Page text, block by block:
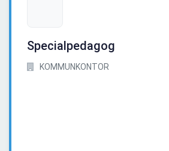
Specialpedagog
KOMMUNKONTOR